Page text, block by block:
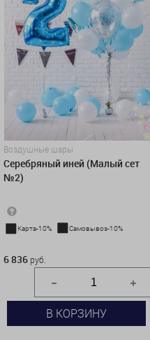
Воздушные шары
Серебряный иней (Малый сет
№2)
Карта-10% Самовывоз-10%
6 836 руб.
В КОРЗИНУ